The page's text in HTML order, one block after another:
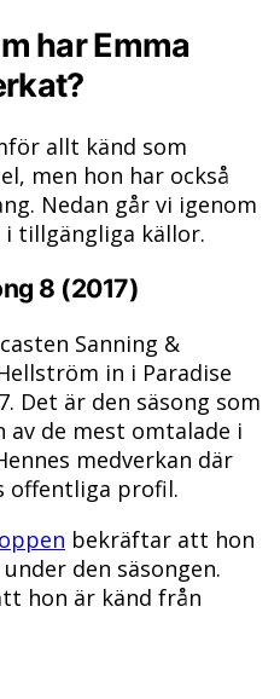
har Emma
allt känd som
men hon har också
Nedan går vi igenom
tillgängliga källor.
8 (2017)
Sanning &
in i Paradise
Det är den säsong som
av de mest omtalade i
medverkan där
offentliga profil.
bekräftar att hon
den säsongen.
hon är känd från